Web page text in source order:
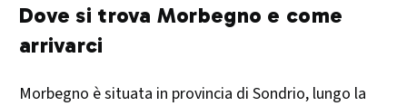
Dove si trova Morbegno e come
arrivarci
Morbegno è situata in provincia di Sondrio, lungo la